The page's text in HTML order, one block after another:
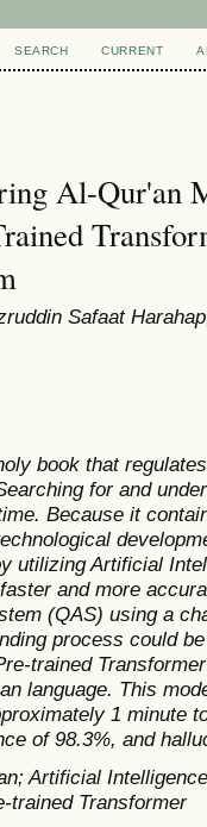
SEARCH CURRENT
Al-Qur'an
Safaat
book that
for and
Because it
utilizing Artificial
and more
(QAS) using a
process could
trained
language. This
1 minute
of 98.3%, and
Artificial
trained Transformer